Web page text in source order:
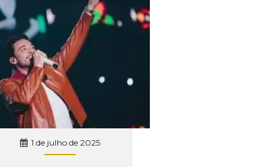
1 de julho de 2025